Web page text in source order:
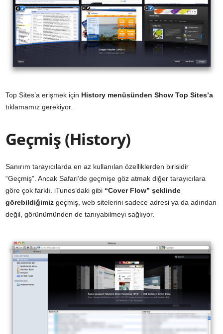
Top Sites’a erişmek için History menüsünden Show Top Sites’a
tıklamamız gerekiyor.
Geçmiş (History)
Sanırım tarayıcılarda en az kullanılan özelliklerden birisidir
“Geçmiş”. Ancak Safari’de geçmişe göz atmak diğer tarayıcılara
göre çok farklı. iTunes’daki gibi “Cover Flow” şeklinde
görebildiğimiz geçmiş, web sitelerini sadece adresi ya da adından
değil, görünümünden de tanıyabilmeyi sağlıyor.